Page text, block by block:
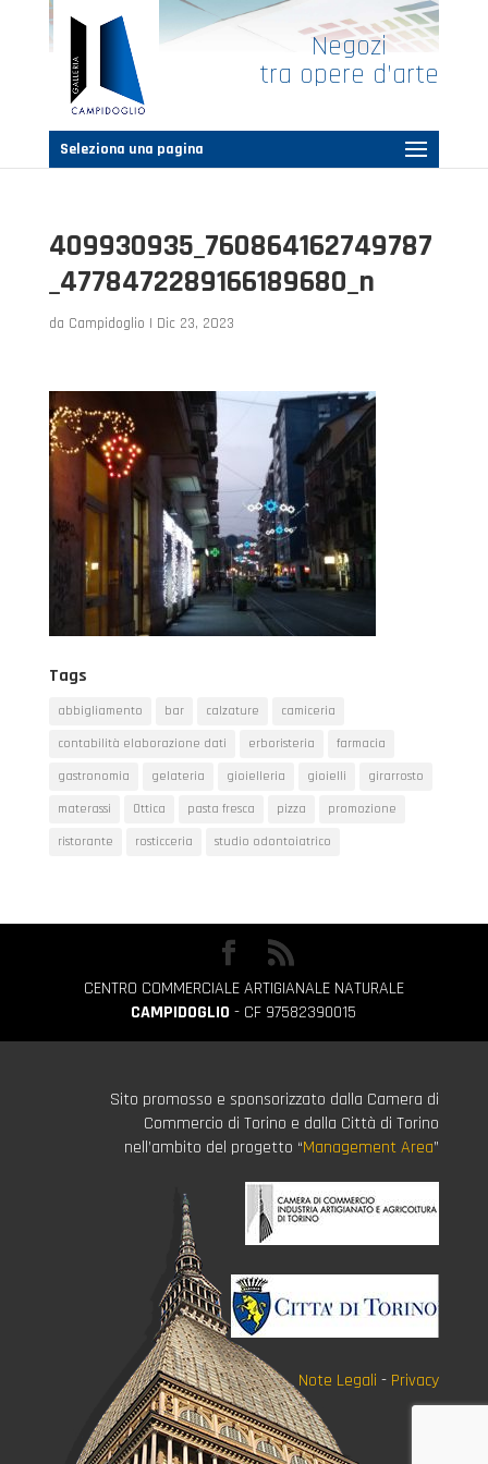
Negozi
tra opere d’arte
Seleziona una pagina
409930935_760864162749787
_4778472289166189680_n
da Campidoglio | Dic 23, 2023
Tags
abbigliamento bar calzature
camiceria
contabilità elaborazione dati
erboristeria
farmacia
gastronomia
gelateria gioielleria gioielli
girarrosto
materassi
Ottica pasta fresca pizza
promozione
ristorante
rosticceria studio odontoiatrico
CENTRO COMMERCIALE ARTIGIANALE NATURALE
CAMPIDOGLIO - CF 97582390015
Sito promosso e sponsorizzato dalla Camera di
Commercio di Torino e dalla Città di Torino
nell’ambito del progetto “Management Area”
Note Legali - Privacy